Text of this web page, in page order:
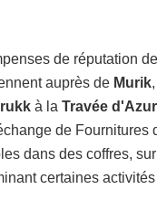
de réputation
auprès de Murik,
à la Travée d'Azur
de Fournitures
dans des coffres,
certaines